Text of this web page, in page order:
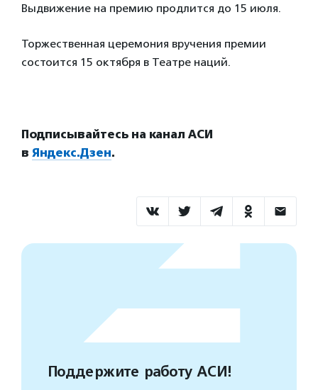
Выдвижение на премию продлится до 15 июля.
Торжественная церемония вручения премии
состоится 15 октября в Театре наций.
Подписывайтесь на канал АСИ
в Яндекс.Дзен.
Поддержите работу АСИ!